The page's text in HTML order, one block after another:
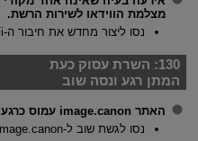
מצלמת הווידאו לשירות הרשת.
נסו ליצור מחדש את חיבור ה-
130:
השרת עסוק כעת
המתן רגע ונסה שוב
האתר image.canon עמוס כרגע.
נסו לגשת שוב ל-image.canon דרך